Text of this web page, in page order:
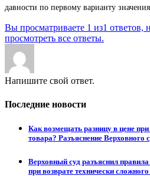
давности по первому варианту
Вы просматриваете 1 из1 ответов,
просмотреть все ответы.
Напишите свой ответ.
Последние новости
Как возмещать разницу в цене
товара? Разъяснение Верховного
Верховный суд разъяснил
при возврате технически